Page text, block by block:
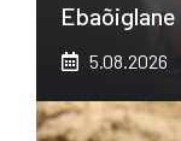
Ebaõiglane
5.08.2026